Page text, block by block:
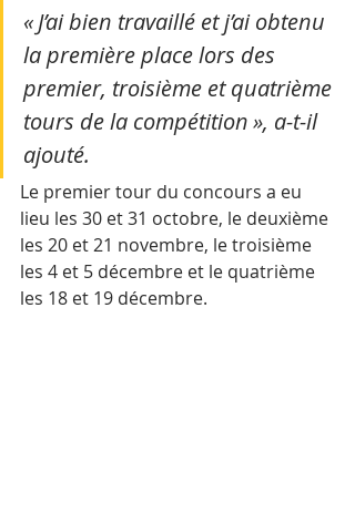
« J’ai bien travaillé et j’ai obtenu
la première place lors des
premier, troisième et quatrième
tours de la compétition », a-t-il
ajouté.
Le premier tour du concours a eu
lieu les 30 et 31 octobre, le deuxième
les 20 et 21 novembre, le troisième
les 4 et 5 décembre et le quatrième
les 18 et 19 décembre.